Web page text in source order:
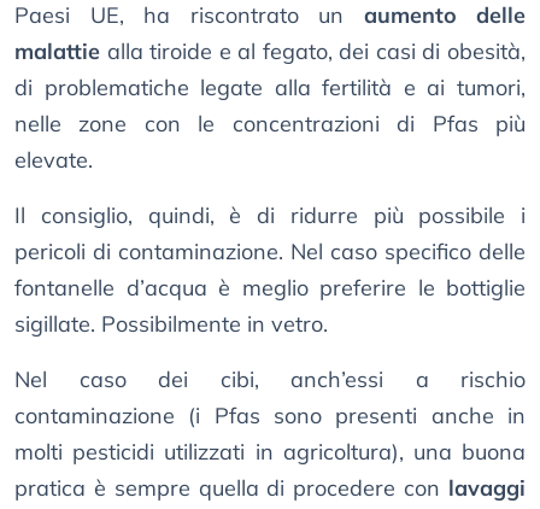
Paesi UE, ha riscontrato un aumento delle
malattie alla tiroide e al fegato, dei casi di obesità,
di problematiche legate alla fertilità e ai tumori,
nelle zone con le concentrazioni di Pfas più
elevate.
Il consiglio, quindi, è di ridurre più possibile i
pericoli di contaminazione. Nel caso specifico delle
fontanelle d’acqua è meglio preferire le bottiglie
sigillate. Possibilmente in vetro.
Nel caso dei cibi, anch’essi a rischio
contaminazione (i Pfas sono presenti anche in
molti pesticidi utilizzati in agricoltura), una buona
pratica è sempre quella di procedere con lavaggi